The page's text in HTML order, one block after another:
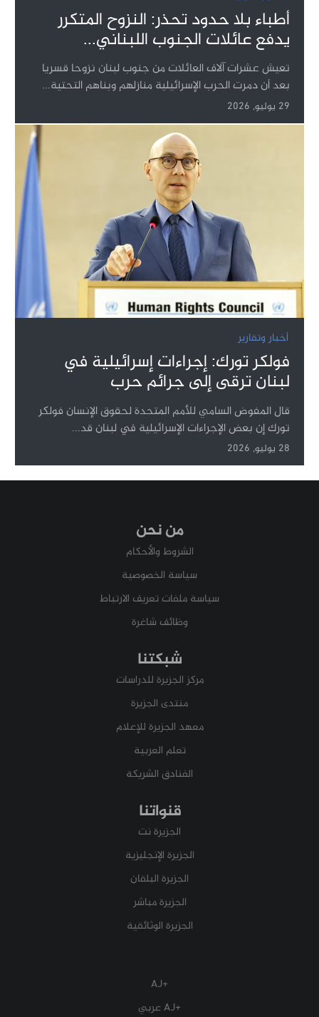
أطباء بلا حدود تحذر: النزوح المتكرر
يدفع عائلات الجنوب اللبناني...
تعيش عشرات آلاف العائلات من جنوب لبنان نزوحا قسريا
بعد أن دمرت الحرب الإسرائيلية منازلهم وبناهم التحتية...
29 يوليو, 2026
أخبار وتقارير
فولكر تورك: إجراءات إسرائيلية في
لبنان ترقى إلى جرائم حرب
قال المفوض السامي للأمم المتحدة لحقوق الإنسان فولكر
تورك إن بعض الإجراءات الإسرائيلية في لبنان قد...
28 يوليو, 2026
من نحن
الشروط والأحكام
سياسة الخصوصية
سياسة ملفات تعريف الارتباط
وظائف شاغرة
شبكتنا
مركز الجزيرة للدراسات
منتدى الجزيرة
معهد الجزيرة للإعلام
تعلم العربية
الفنادق الشريكة
قنواتنا
الجزيرة نت
الجزيرة الإنجليزية
الجزيرة البلقان
الجزيرة مباشر
الجزيرة الوثائقية
+AJ
+AJ عربي